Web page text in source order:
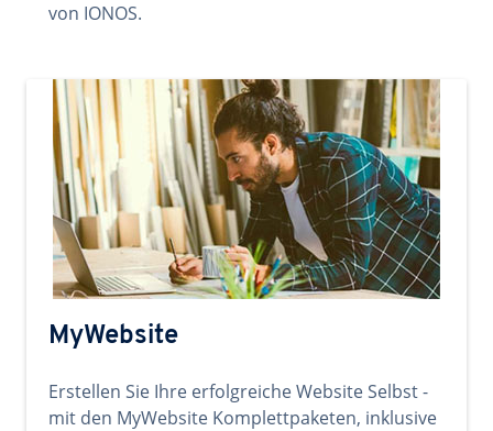
von IONOS.
MyWebsite
Erstellen Sie Ihre erfolgreiche Website Selbst -
mit den MyWebsite Komplettpaketen, inklusive